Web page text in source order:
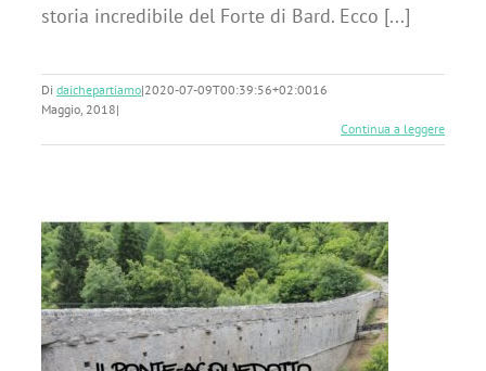
storia incredibile del Forte di Bard. Ecco [...]
Di daichepartiamo|2020-07-09T00:39:56+02:0016
Maggio, 2018|
Continua a leggere